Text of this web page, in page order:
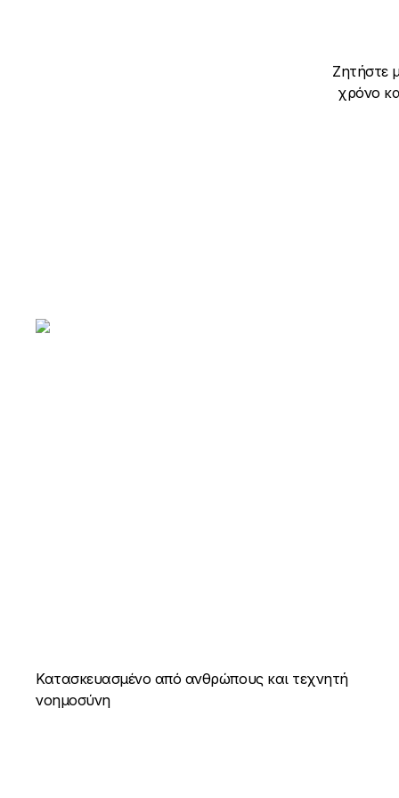
Ζητήστε
χρόνο
Κατασκευασμένο από ανθρώπους και τεχνητή
νοημοσύνη